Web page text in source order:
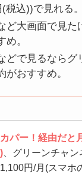
税込))で見れる。
ど大画面で見た
め。
どで見るならグ
がおすすめ。
パー！経由だと
、グリーンチャ
円/月(スマホ